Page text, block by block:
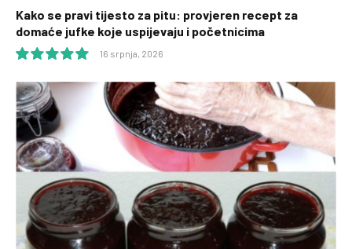
Kako se pravi tijesto za pitu: provjeren recept za
domaće jufke koje uspijevaju i početnicima
10.0
16 srpnja, 2026